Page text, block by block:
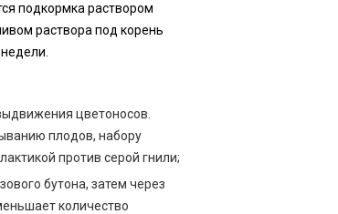
подкормка раствором
раствора под корень
цветоносов.
плодов, набору
против серой гнили;
бутона, затем через
количество